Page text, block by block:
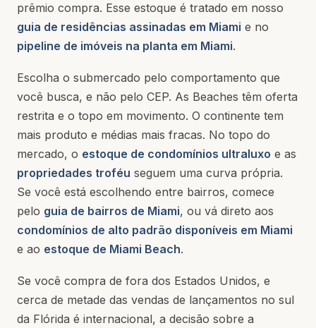
prêmio compra. Esse estoque é tratado em nosso
guia de residências assinadas em Miami e no
pipeline de imóveis na planta em Miami.
Escolha o submercado pelo comportamento que
você busca, e não pelo CEP. As Beaches têm oferta
restrita e o topo em movimento. O continente tem
mais produto e médias mais fracas. No topo do
mercado, o estoque de condomínios ultraluxo e as
propriedades troféu seguem uma curva própria.
Se você está escolhendo entre bairros, comece
pelo guia de bairros de Miami, ou vá direto aos
condomínios de alto padrão disponíveis em Miami
e ao estoque de Miami Beach.
Se você compra de fora dos Estados Unidos, e
cerca de metade das vendas de lançamentos no sul
da Flórida é internacional, a decisão sobre a